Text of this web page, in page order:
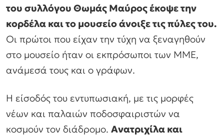
του συλλόγου Θωμάς Μαύρος έκοψε την
κορδέλα και το μουσείο άνοιξε τις πύλες του.
Οι πρώτοι που είχαν την τύχη να ξεναγηθούν
στο μουσείο ήταν οι εκπρόσωποι των ΜΜΕ,
ανάμεσά τους και ο γράφων.
Η είσοδός του εντυπωσιακή, με τις μορφές
νέων και παλαιών ποδοσφαιριστών να
κοσμούν τον διάδρομο. Ανατριχίλα και